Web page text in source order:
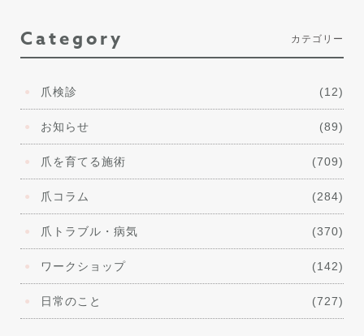
Category カテゴリー
爪検診 (12)
お知らせ (89)
爪を育てる施術 (709)
爪コラム (284)
爪トラブル・病気 (370)
ワークショップ (142)
日常のこと (727)